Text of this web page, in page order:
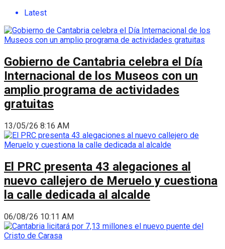
Latest
Gobierno de Cantabria celebra el Día
Internacional de los Museos con un
amplio programa de actividades
gratuitas
13/05/26 8:16 AM
El PRC presenta 43 alegaciones al
nuevo callejero de Meruelo y cuestiona
la calle dedicada al alcalde
06/08/26 10:11 AM